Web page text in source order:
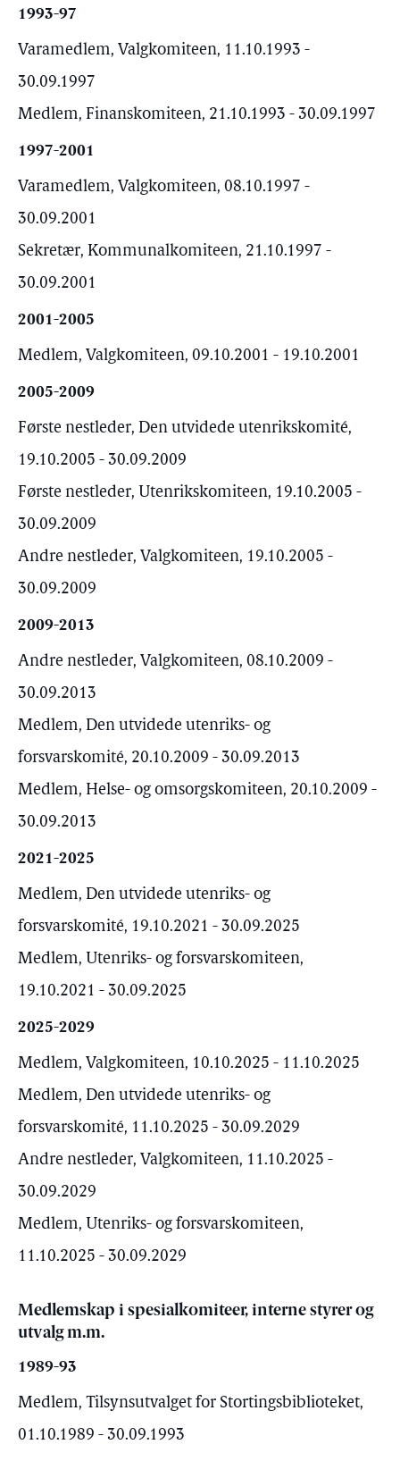
1993-97
Varamedlem, Valgkomiteen, 11.10.1993 -
30.09.1997
Medlem, Finanskomiteen, 21.10.1993 - 30.09.1997
1997-2001
Varamedlem, Valgkomiteen, 08.10.1997 -
30.09.2001
Sekretær, Kommunalkomiteen, 21.10.1997 -
30.09.2001
2001-2005
Medlem, Valgkomiteen, 09.10.2001 - 19.10.2001
2005-2009
Første nestleder, Den utvidede utenrikskomité,
19.10.2005 - 30.09.2009
Første nestleder, Utenrikskomiteen, 19.10.2005 -
30.09.2009
Andre nestleder, Valgkomiteen, 19.10.2005 -
30.09.2009
2009-2013
Andre nestleder, Valgkomiteen, 08.10.2009 -
30.09.2013
Medlem, Den utvidede utenriks- og
forsvarskomité, 20.10.2009 - 30.09.2013
Medlem, Helse- og omsorgskomiteen, 20.10.2009 -
30.09.2013
2021-2025
Medlem, Den utvidede utenriks- og
forsvarskomité, 19.10.2021 - 30.09.2025
Medlem, Utenriks- og forsvarskomiteen,
19.10.2021 - 30.09.2025
2025-2029
Medlem, Valgkomiteen, 10.10.2025 - 11.10.2025
Medlem, Den utvidede utenriks- og
forsvarskomité, 11.10.2025 - 30.09.2029
Andre nestleder, Valgkomiteen, 11.10.2025 -
30.09.2029
Medlem, Utenriks- og forsvarskomiteen,
11.10.2025 - 30.09.2029
Medlemskap i spesialkomiteer, interne styrer og
utvalg m.m.
1989-93
Medlem, Tilsynsutvalget for Stortingsbiblioteket,
01.10.1989 - 30.09.1993